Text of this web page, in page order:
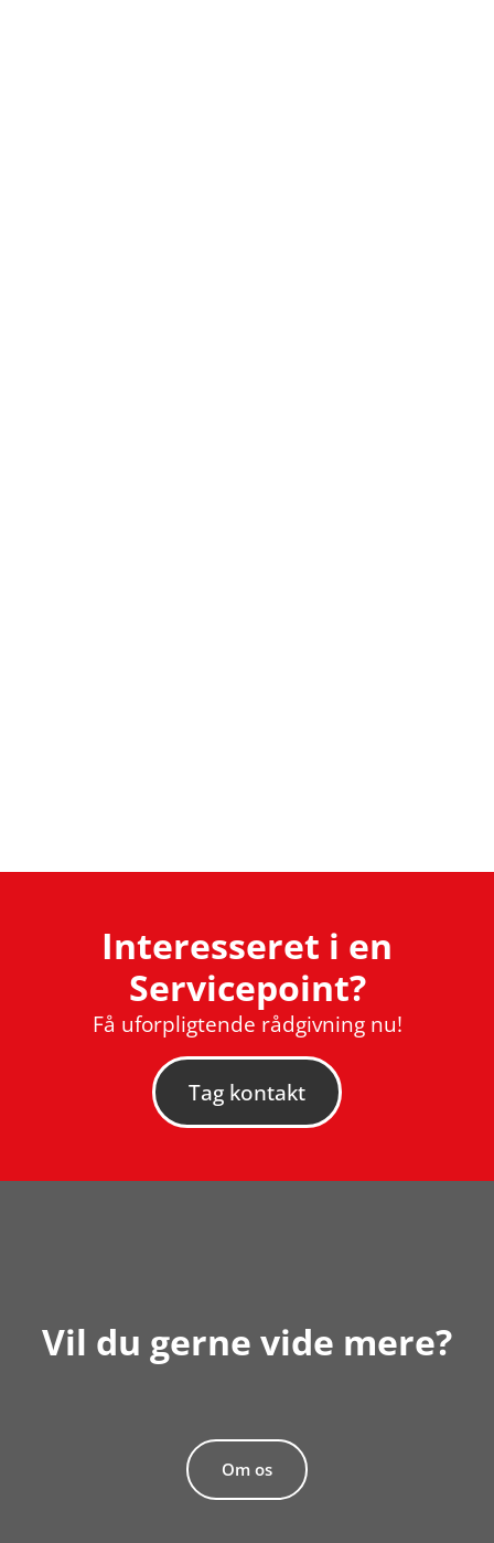
Interesseret i en
Servicepoint?
Få uforpligtende rådgivning nu!
Tag kontakt
Vil du gerne vide mere?
Om os